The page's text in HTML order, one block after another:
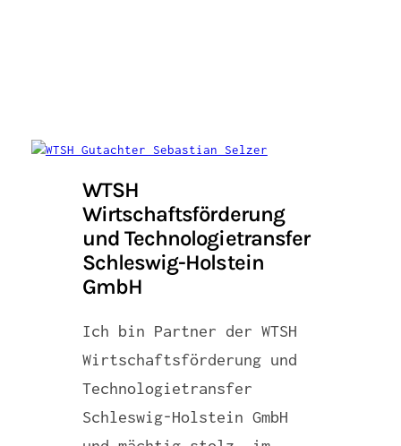
WTSH
Wirtschaftsförderung
und Technologietransfer
Schleswig-Holstein
GmbH
Ich bin Partner der WTSH
Wirtschaftsförderung und
Technologietransfer
Schleswig-Holstein GmbH